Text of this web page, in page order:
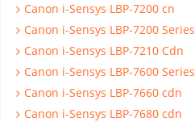
Canon i-Sensys LBP-7200 cn
Canon i-Sensys LBP-7200 Series
Canon i-Sensys LBP-7210 Cdn
Canon i-Sensys LBP-7600 Series
Canon i-Sensys LBP-7660 cdn
Canon i-Sensys LBP-7680 cdn